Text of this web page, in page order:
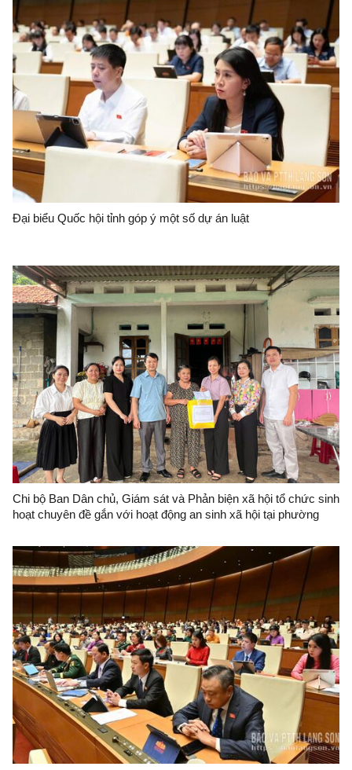
Đại biểu Quốc hội tỉnh góp ý một số dự án luật
Chi bộ Ban Dân chủ, Giám sát và Phản biện xã hội tổ chức sinh
hoạt chuyên đề gắn với hoạt động an sinh xã hội tại phường